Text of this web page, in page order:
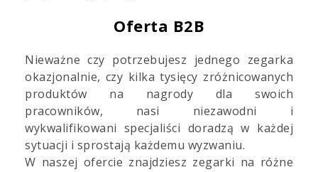
Oferta B2B
Nieważne czy potrzebujesz jednego zegarka
okazjonalnie, czy kilka tysięcy zróżnicowanych
produktów na nagrody dla swoich
pracowników, nasi niezawodni i
wykwalifikowani specjaliści doradzą w każdej
sytuacji i sprostają każdemu wyzwaniu.
W naszej ofercie znajdziesz zegarki na różne